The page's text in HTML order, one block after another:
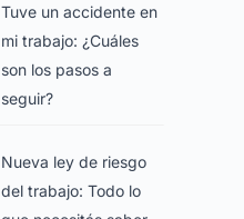
Tuve un accidente en
mi trabajo: ¿Cuáles
son los pasos a
seguir?
Nueva ley de riesgo
del trabajo: Todo lo